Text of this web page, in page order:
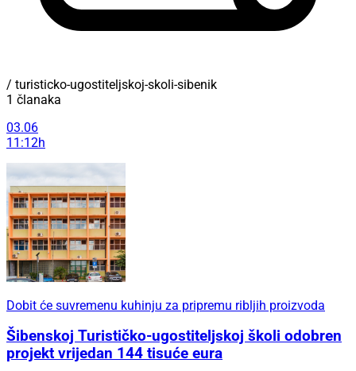
/ turisticko-ugostiteljskoj-skoli-sibenik
1 članaka
03.06
11:12h
Dobit će suvremenu kuhinju za pripremu ribljih proizvoda
Šibenskoj Turističko-ugostiteljskoj školi odobren
projekt vrijedan 144 tisuće eura